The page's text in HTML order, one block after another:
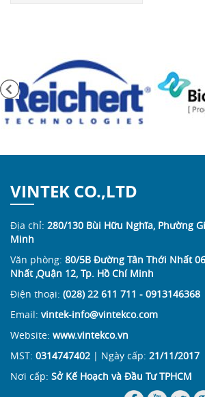
VINTEK CO.,LTD
Địa chỉ: 280/130 Bùi Hữu Nghĩa, Phường
Minh
Văn phòng: 80/5B Đường Tân Thới Nhất
Nhất ,Quận 12, Tp. Hồ Chí Minh
Điện thoại: (028) 22 611 711 - 0913146368
Email: vintek-info@vintekco.com
Website: www.vintekco.vn
MST: 0314747402 | Ngày cấp: 21/11/2017
Nơi cấp: Sở Kế Hoạch và Đầu Tư TPHCM